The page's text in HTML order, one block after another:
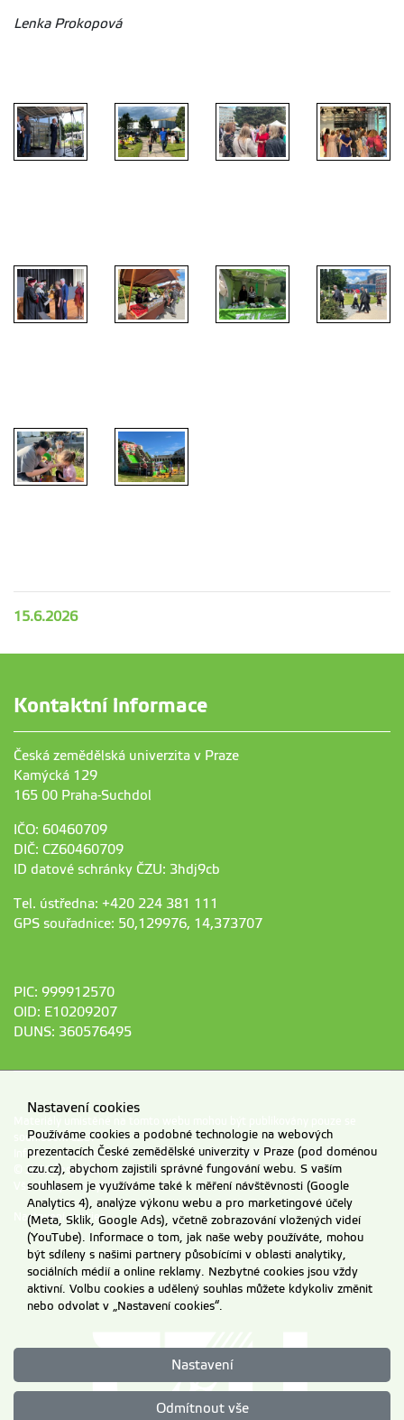
Lenka Prokopová
15.6.2026
Kontaktní informace
Česká zemědělská univerzita v Praze
Kamýcká 129
165 00 Praha-Suchdol
IČO: 60460709
DIČ: CZ60460709
ID datové schránky ČZU: 3hdj9cb
Tel. ústředna: +420 224 381 111
GPS souřadnice: 50,129976, 14,373707
PIC: 999912570
OID: E10209207
DUNS: 360576495
souhlasem ČZU.
Informace o zpracování a ochraně osobních údajů na ČZU v Praze.
© 2026 Česká zemědělská univerzita v Praze
Všechna práva vyhrazena
Nastavení cookies
Nastavení cookies
Používáme cookies a podobné technologie na webových
prezentacích České zemědělské univerzity v Praze (pod doménou
czu.cz), abychom zajistili správné fungování webu. S vaším
souhlasem je využíváme také k měření návštěvnosti (Google
Analytics 4), analýze výkonu webu a pro marketingové účely
(Meta, Sklik, Google Ads), včetně zobrazování vložených videí
(YouTube). Informace o tom, jak naše weby používáte, mohou
být sdíleny s našimi partnery působícími v oblasti analytiky,
sociálních médií a online reklamy. Nezbytné cookies jsou vždy
aktivní. Volbu cookies a udělený souhlas můžete kdykoliv změnit
nebo odvolat v „Nastavení cookies“.
Nastavení
Odmítnout vše